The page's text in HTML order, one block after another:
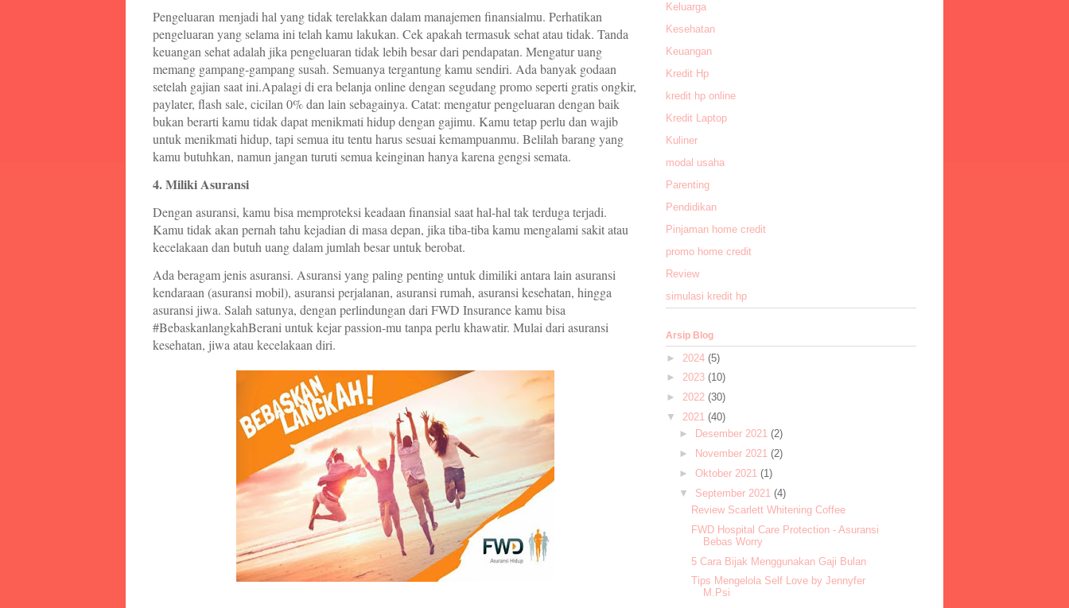
Pengeluaran menjadi hal yang tidak terelakkan dalam manajemen finansialmu. Perhatikan
pengeluaran yang selama ini telah kamu lakukan. Cek apakah termasuk sehat atau tidak. Tanda
keuangan sehat adalah jika pengeluaran tidak lebih besar dari pendapatan. Mengatur uang
memang gampang-gampang susah. Semuanya tergantung kamu sendiri. Ada banyak godaan
setelah gajian saat ini.Apalagi di era belanja online dengan segudang promo seperti gratis ongkir,
paylater, flash sale, cicilan 0% dan lain sebagainya. Catat: mengatur pengeluaran dengan baik
bukan berarti kamu tidak dapat menikmati hidup dengan gajimu. Kamu tetap perlu dan wajib
untuk menikmati hidup, tapi semua itu tentu harus sesuai kemampuanmu. Belilah barang yang
kamu butuhkan, namun jangan turuti semua keinginan hanya karena gengsi semata.
4. Miliki Asuransi
Dengan asuransi, kamu bisa memproteksi keadaan finansial saat hal-hal tak terduga terjadi.
Kamu tidak akan pernah tahu kejadian di masa depan, jika tiba-tiba kamu mengalami sakit atau
kecelakaan dan butuh uang dalam jumlah besar untuk berobat.
Ada beragam jenis asuransi. Asuransi yang paling penting untuk dimiliki antara lain asuransi
kendaraan (asuransi mobil), asuransi perjalanan, asuransi rumah, asuransi kesehatan, hingga
asuransi jiwa. Salah satunya, dengan perlindungan dari FWD Insurance kamu bisa
#BebaskanlangkahBerani untuk kejar passion-mu tanpa perlu khawatir. Mulai dari asuransi
kesehatan, jiwa atau kecelakaan diri.
Keluarga
Kesehatan
Keuangan
Kredit Hp
kredit hp online
Kredit Laptop
Kuliner
modal usaha
Parenting
Pendidikan
Pinjaman home credit
promo home credit
Review
simulasi kredit hp
Arsip Blog
► 2024 (5)
► 2023 (10)
► 2022 (30)
▼ 2021 (40)
►
Desember 2021 (2)
►
November 2021 (2)
► Oktober 2021 (1)
▼ September 2021 (4)
Review Scarlett Whitening Coffee
FWD Hospital Care Protection - Asuransi
Bebas Worry
5 Cara Bijak Menggunakan Gaji Bulan
Tips Mengelola Self Love by Jennyfer
M.Psi